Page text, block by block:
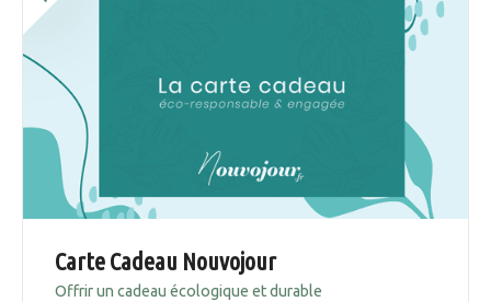
Carte Cadeau Nouvojour
Offrir un cadeau écologique et durable